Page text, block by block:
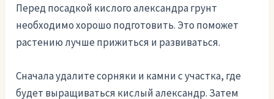
Перед посадкой кислого александра грунт
необходимо хорошо подготовить. Это поможет
растению лучше прижиться и развиваться.
Сначала удалите сорняки и камни с участка, где
будет выращиваться кислый александр. Затем